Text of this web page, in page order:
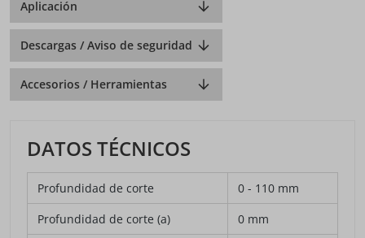
Aplicación
Descargas / Aviso de seguridad
Accesorios / Herramientas
DATOS TÉCNICOS
Profundidad de corte
0 - 110 mm
Profundidad de corte (a)
0 mm